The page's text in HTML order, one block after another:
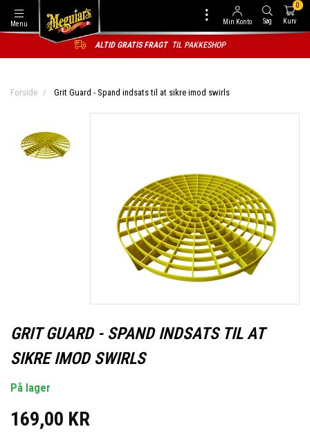
Menu Min Konto Søg Kurv
0
ALTID GRATIS FRAGT TIL PAKKESHOP
Forside Grit Guard - Spand indsats til at sikre imod swirls
GRIT GUARD - SPAND INDSATS TIL AT
SIKRE IMOD SWIRLS
På lager
169,00 KR